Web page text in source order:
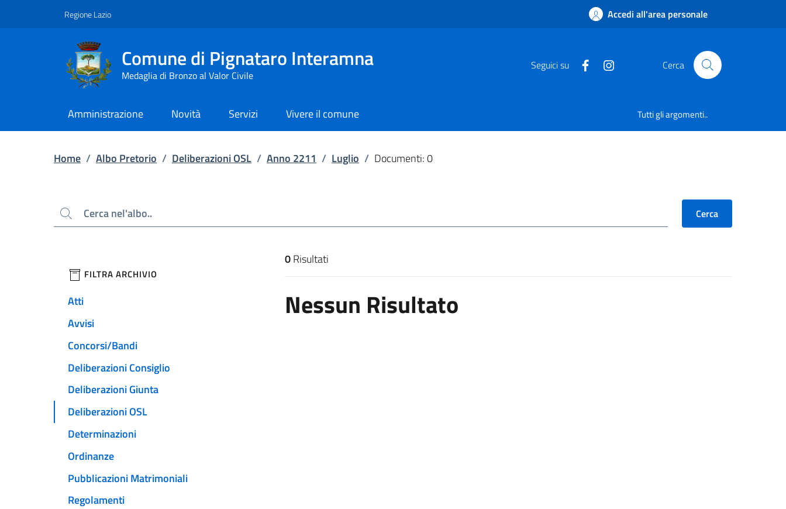
Regione Lazio Accedi all'area personale
Comune di Pignataro Interamna
Medaglia di Bronzo al Valor Civile
Seguici su Cerca
Amministrazione Novità Servizi Vivere il comune Tutti gli argomenti..
Home / Albo Pretorio / Deliberazioni OSL / Anno 2211 / Luglio / Documenti: 0
Cerca Cerca
filtri da applicare
FILTRA ARCHIVIO
Atti
Avvisi
Concorsi/Bandi
Deliberazioni Consiglio
Deliberazioni Giunta
Deliberazioni OSL
Determinazioni
Ordinanze
Pubblicazioni Matrimoniali
Regolamenti
Risultati di ricerca
0Risultati
Nessun Risultato